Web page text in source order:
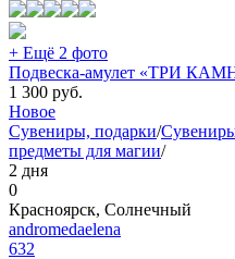
+ Ещё 2 фото
Подвеска-амулет «ТРИ
1 300 руб.
Новое
Сувениры, подарки/
предметы для магии/
2 дня
0
Красноярск, Солнечный
andromedaelena
632